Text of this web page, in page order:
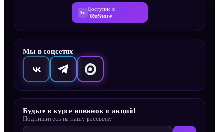
Доступно в
RuStore
Мы в соцсетях
Будьте в курсе новинок и акций!
Подпишитесь на нашу рассылку